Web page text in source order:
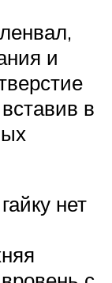
и
в
нет